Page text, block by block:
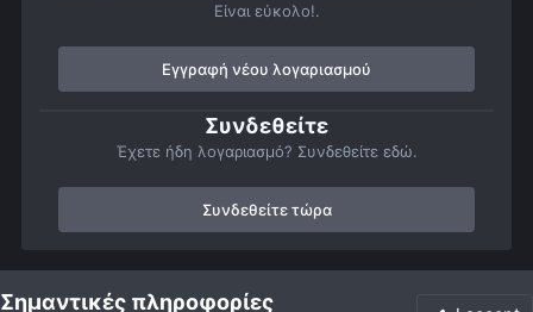
Είναι εύκολο!.
Εγγραφή νέου λογαριασμού
Συνδεθείτε
Έχετε ήδη λογαριασμό? Συνδεθείτε εδώ.
Συνδεθείτε τώρα
Αρχή Αστροφωτογραφίες Ήλιος
Σημαντικές πληροφορίες